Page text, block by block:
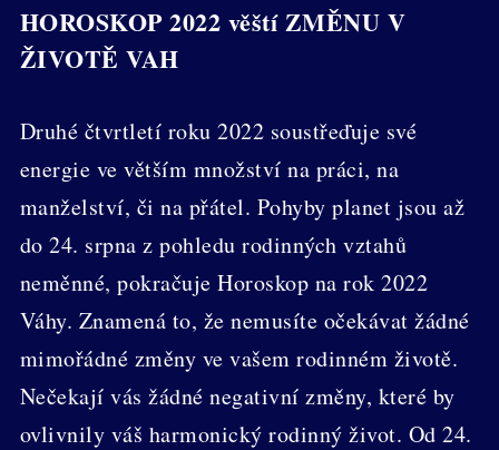
HOROSKOP 2022 věští ZMĚNU V
ŽIVOTĚ VAH
Druhé čtvrtletí roku 2022 soustřeďuje své
energie ve větším množství na práci, na
manželství, či na přátel. Pohyby planet jsou až
do 24. srpna z pohledu rodinných vztahů
neměnné, pokračuje Horoskop na rok 2022
Váhy. Znamená to, že nemusíte očekávat žádné
mimořádné změny ve vašem rodinném životě.
Nečekají vás žádné negativní změny, které by
ovlivnily váš harmonický rodinný život. Od 24.